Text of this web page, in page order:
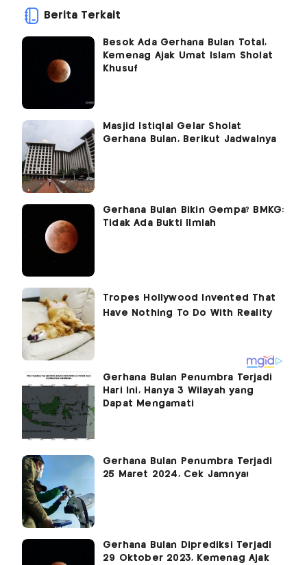
Berita Terkait
Besok Ada Gerhana Bulan Total,
Kemenag Ajak Umat Islam Sholat
Khusuf
Masjid Istiqlal Gelar Sholat
Gerhana Bulan, Berikut Jadwalnya
Gerhana Bulan Bikin Gempa? BMKG:
Tidak Ada Bukti Ilmiah
Gerhana Bulan Penumbra Terjadi
Hari Ini, Hanya 3 Wilayah yang
Dapat Mengamati
Gerhana Bulan Penumbra Terjadi
25 Maret 2024, Cek Jamnya!
Gerhana Bulan Diprediksi Terjadi
29 Oktober 2023, Kemenag Ajak